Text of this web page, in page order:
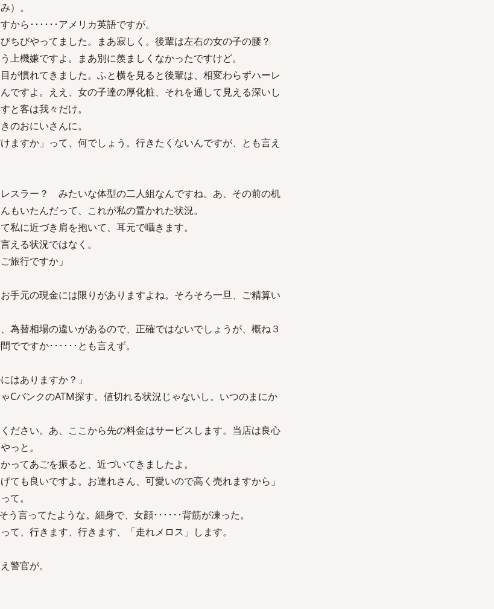
）。
ら･･････アメリカ英語ですが。
ちびやってました。まあ寂しく。後輩は左右の女の子の腰？
嫌ですよ。まあ別に羨ましくなかったですけど。
が慣れてきました。ふと横を見ると後輩は、相変わらずハーレ
ですよ。ええ、女の子達の厚化粧、それを通して見える深いし
と客は我々だけ。
のおにいさんに。
ますか」って、何でしょう。行きたくないんですが、とも言え
スラー？ みたいな体型の二人組なんですね。あ、その前の机
もいたんだって、これが私の置かれた状況。
私に近づき肩を抱いて、耳元で囁きます。
える状況ではなく。
旅行ですか」
手元の現金には限りがありますよね。そろそろ一旦、ご精算い
為替相場の違いがあるので、正確ではないでしょうが、概ね３
でですか･･････とも言えず。
はありますか？」
CバンクのATM探す。値切れる状況じゃないし。いつのまにか
ださい。あ、ここから先の料金はサービスします。当店は良心
っと。
ってあごを振ると、近づいてきましたよ。
ても良いですよ。お連れさん、可愛いので高く売れますから」
て。
言ってたような。細身で、女顔･･････背筋が凍った。
て、行きます、行きます、「走れメロス」します。
警官が。